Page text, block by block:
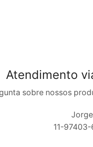
Atendimento
sobre nossos
Jorge
11-